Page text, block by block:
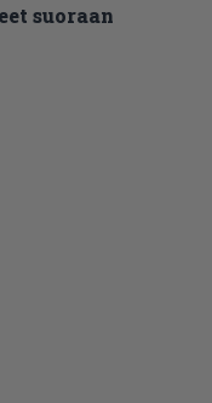
suoraan